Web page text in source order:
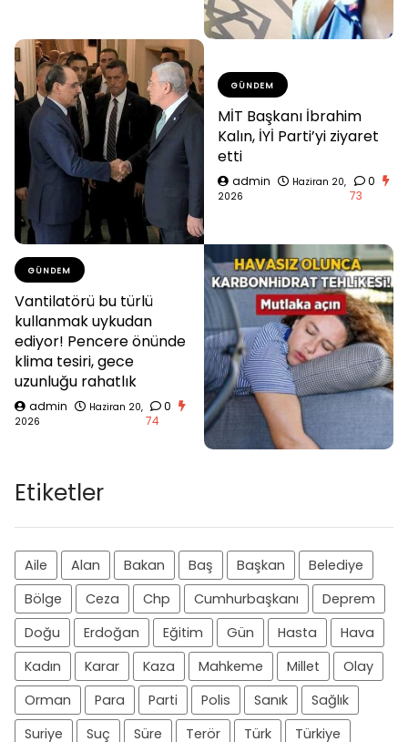
GÜNDEM
MİT Başkanı İbrahim
Kalın, İYİ Parti’yi ziyaret
etti
admin
Haziran 20,
2026
0
73
GÜNDEM
Vantilatörü bu türlü
kullanmak uykudan
ediyor! Pencere önünde
klima tesiri, gece
uzunluğu rahatlık
admin
Haziran 20,
2026
0
74
Etiketler
Aile Alan Bakan Baş Başkan
Belediye
Bölge
Ceza Chp Cumhurbaşkanı
Deprem
Doğu
Erdoğan Eğitim Gün Hasta
Hava
Kadın
Karar Kaza Mahkeme Millet
Olay
Orman
Para Parti Polis Sanık
Sağlık
Suriye
Suç Süre Terör Türk Türkiye